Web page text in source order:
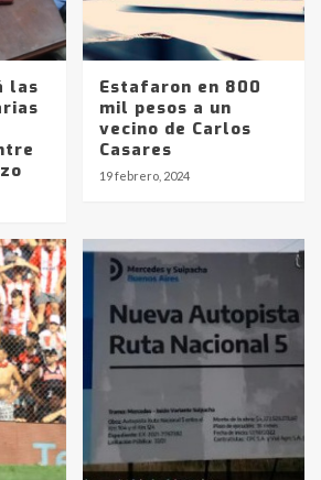
las
Estafaron en 800
mil pesos a un
vecino de Carlos
Casares
19 febrero, 2024
de los adolescentes
que fueron
en Ruta 5: falleció un
Trenque Lauquen
de los combustibles en
desde YPF hasta Axion
a 1338 pesos